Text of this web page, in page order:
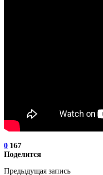
0 167
Поделится
Предыдущая запись